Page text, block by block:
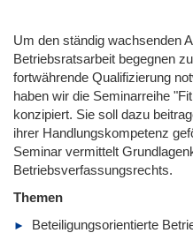
Um den ständig wachsenden
Betriebsratsarbeit begegnen
fortwährende Qualifizierung
haben wir die Seminarreihe
konzipiert. Sie soll dazu
ihrer Handlungskompetenz
Seminar vermittelt
Betriebsverfassungsrechts.
Themen
Beteiligungsorientierte